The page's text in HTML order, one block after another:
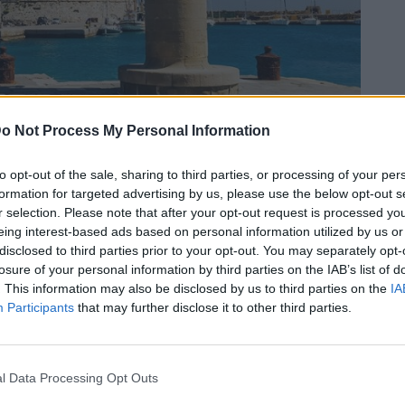
Not Process My Personal Information
opt-out of the sale, sharing to third parties, or processing of your
for targeted advertising by us, please use the below opt-out
selection. Please note that after your opt-out request is processed
interest-based ads based on personal information utilized by us
to third parties prior to your opt-out. You may separately
of your personal information by third parties on the IAB’s list of
This information may also be disclosed by us to third parties on the
Participants that may further disclose it to other third parties.
Data Processing Opt Outs
Bluesky Email Copy Link
από τη Ρόδο, σχημάτισαν οι
έπειτα από καταγγελία για
28χρονη τουρίστρια από
στην αστυνομία, έγινε στις αρχές